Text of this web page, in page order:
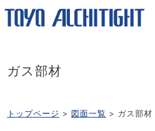
ガス部材
トップページ 図面一覧 ガス部材